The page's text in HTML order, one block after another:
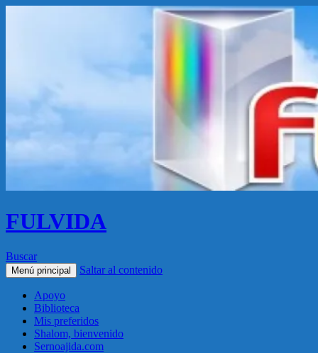
FULVIDA
Buscar
Menú principal Saltar al contenido
Apoyo
Biblioteca
Mis preferidos
Shalom, bienvenido
Sernoajida.com